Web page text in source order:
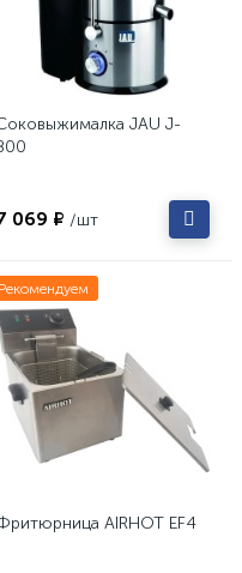
JAU J-
069 ₽ /шт
Рекомендуем
AIRHOT EF4